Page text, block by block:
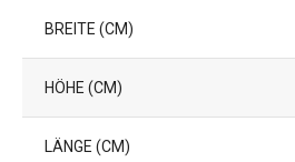
BREITE (CM)
HÖHE (CM)
LÄNGE (CM)